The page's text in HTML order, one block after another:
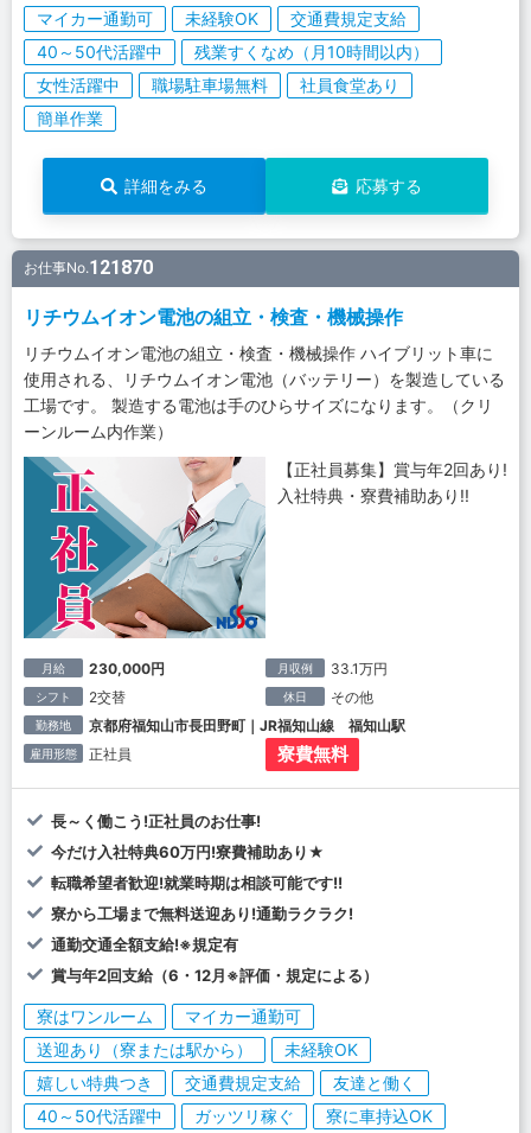
マイカー通勤可 未経験OK
交通費規定支給
40～50代活躍中
残業すくなめ（月10時間以内）
女性活躍中
職場駐車場無料
社員食堂あり
簡単作業
詳細をみる 応募する
お仕事No.121870
リチウムイオン電池の組立・検査・機械操作
リチウムイオン電池の組立・検査・機械操作 ハイブリット車に
使用される、リチウムイオン電池（バッテリー）を製造している
工場です。 製造する電池は手のひらサイズになります。（クリ
ーンルーム内作業）
【正社員募集】賞与年2回あり!
入社特典・寮費補助あり!!
月給 230,000円 月収例 33.1万円
シフト 2交替 休日 その他
勤務地 京都府福知山市長田野町｜JR福知山線 福知山駅
雇用形態 正社員 寮費無料
長～く働こう!正社員のお仕事!
今だけ入社特典60万円!寮費補助あり★
転職希望者歓迎!就業時期は相談可能です!!
寮から工場まで無料送迎あり!通勤ラクラク!
通勤交通全額支給!※規定有
賞与年2回支給（6・12月※評価・規定による）
寮はワンルーム
マイカー通勤可
送迎あり（寮または駅から）
未経験OK
嬉しい特典つき
交通費規定支給
友達と働く
40～50代活躍中
ガッツリ稼ぐ
寮に車持込OK